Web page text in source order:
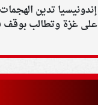
إندونيسيا تدين
على غزة وتطالب بوقف